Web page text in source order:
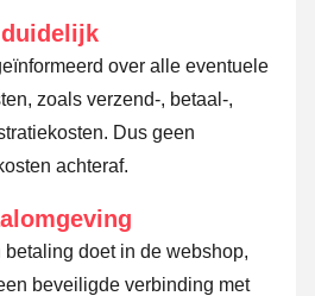
over alle eventuele
zoals verzend-, betaal-,
Dus geen
achteraf.
betaling doet in de webshop,
beveiligde verbinding met